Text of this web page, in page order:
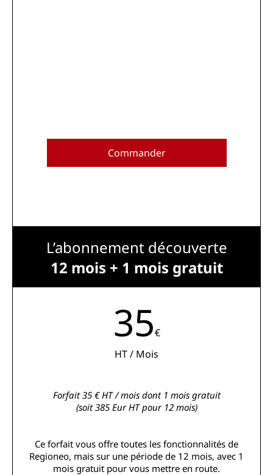
Commander
L’abonnement découverte
12 mois + 1 mois gratuit
35€
HT / Mois
Forfait 35 € HT / mois dont 1 mois gratuit
(soit 385 Eur HT pour 12 mois)
Ce forfait vous offre toutes les fonctionnalités de
Regioneo, mais sur une période de 12 mois, avec 1
mois gratuit pour vous mettre en route.